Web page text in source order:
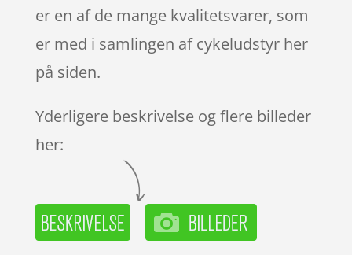
er en af de mange kvalitetsvarer, som
er med i samlingen af cykeludstyr her
på siden.
Yderligere beskrivelse og flere billeder
her: